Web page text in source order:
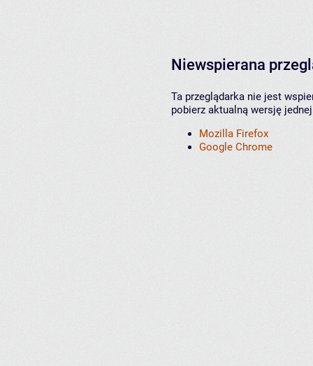
Niewspierana
Ta przeglądarka nie jest
pobierz aktualną wersję
Mozilla Firefox
Google Chrome